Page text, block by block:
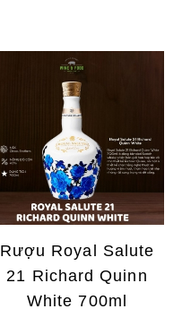
Rượu Royal Salute
21 Richard Quinn
White 700ml